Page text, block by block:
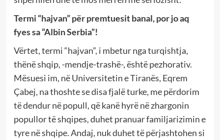
Termi “hajvan” për premtuesit banal, por jo aq
fyes sa “Albin Serbia”!
Vërtet, termi “hajvan”, i mbetur nga turqishtja,
thënë shqip, -mendje-trashë-, është pezhorativ.
Mësuesi im, në Universitetin e Tiranës, Eqrem
Çabej, na thoshte se disa fjalë turke, me përdorim
të dendur në popull, që kanë hyrë në zhargonin
popullor të shqipes, duhet pranuar familjarizimin e
tyre në shqipe. Andaj, nuk duhet të përjashtohen si